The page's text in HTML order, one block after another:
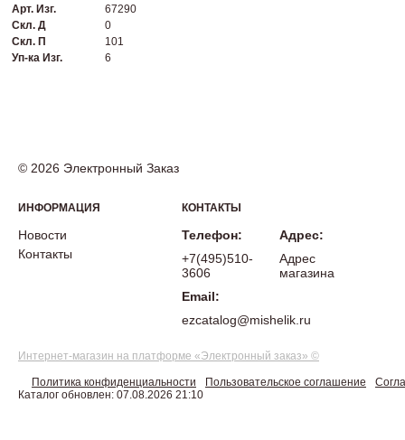
Арт. Изг.
67290
Скл. Д
0
Скл. П
101
Уп-ка Изг.
6
© 2026 Электронный Заказ
ИНФОРМАЦИЯ
Новости
Контакты
КОНТАКТЫ
Телефон:
+7(495)510-
3606
Email:
ezcatalog@mishelik.ru
Адрес:
Адрес
магазина
Интернет-магазин на платформе «Электронный заказ» ©
Политика конфиденциальности Пользовательское соглашение
Каталог обновлен: 07.08.2026 21:10